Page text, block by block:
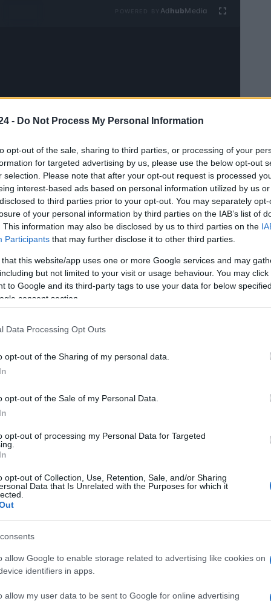
- Do Not Process My Personal Information
opt-out of the sale, sharing to third parties, or processing of your
for targeted advertising by us, please use the below opt-out
selection. Please note that after your opt-out request is processed
interest-based ads based on personal information utilized by us
to third parties prior to your opt-out. You may separately
of your personal information by third parties on the IAB’s list of
This information may also be disclosed by us to third parties on the
Participants that may further disclose it to other third parties.
that this website/app uses one or more Google services and may
but not limited to your visit or usage behaviour. You may
to Google and its third-party tags to use your data for below
consent section.
Data Processing Opt Outs
opt-out of the Sharing of my personal data.
opt-out of the Sale of my Personal Data.
opt-out of processing my Personal Data for Targeted
opt-out of Collection, Use, Retention, Sale, and/or Sharing
Data that Is Unrelated with the Purposes for which it
allow Google to enable storage related to advertising like cookies on
identifiers in apps.
allow my user data to be sent to Google for online advertising
Ad hubMedia
cómo
INVERSIONES
Diferencias entre
análisis técnico y
fundamental: cuándo
aplicar cada método
INVERSIONES
Cómo aplicar un
framework
minimalista para
El empresario José
al Barça
de
Guía completa sobre
tarjetas cripto: fees,
FINANZAS
Universidade da Coruña: